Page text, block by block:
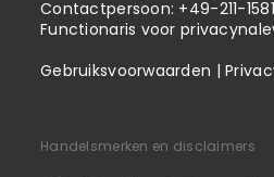
Contactpersoon: +49-211-
Functionaris voor
Gebruiksvoorwaarden |
Handelsmerken en disclaimers